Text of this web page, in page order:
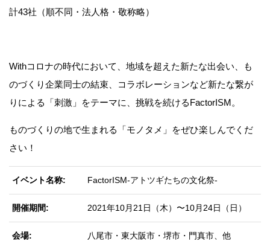
計43社（順不同・法人格・敬称略）
Withコロナの時代において、地域を超えた新たな出会い、も
のづくり企業同士の結束、コラボレーションなど新たな繋が
りによる「刺激」をテーマに、挑戦を続けるFactorISM。
ものづくりの地で生まれる「モノタメ」をぜひ楽しんでくだ
さい！
イベント名称 FactorISM-アトツギたちの文化祭-
開催期間 2021年10月21日（木）〜10月24日（日）
会場 八尾市・東大阪市・堺市・門真市、他